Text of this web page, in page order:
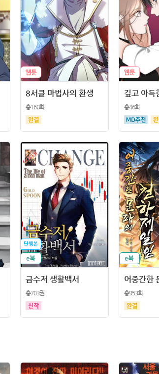
8서클 마법사의 환생
총160화
깊고 아득
총46화
금수저 생활백서
총703권 총953화